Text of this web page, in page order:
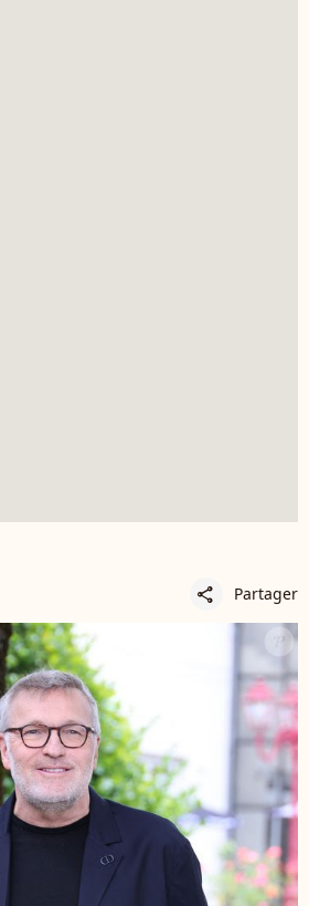
share Partager